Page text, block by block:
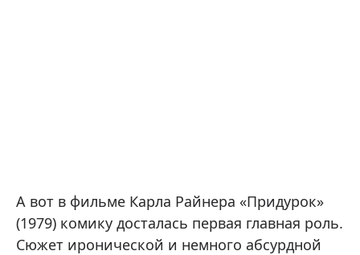
А вот в фильме Карла Райнера «Придурок»
(1979) комику досталась первая главная роль.
Сюжет иронической и немного абсурдной